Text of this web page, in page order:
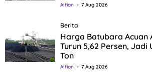
Alfian 7 Aug 2026
Berita
Harga Batubara Acuan
Turun 5,62 Persen, Jadi
Ton
Alfian 7 Aug 2026